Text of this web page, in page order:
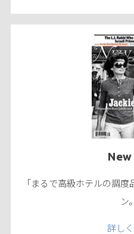
「まるで高級ホテルの調
ン
詳し